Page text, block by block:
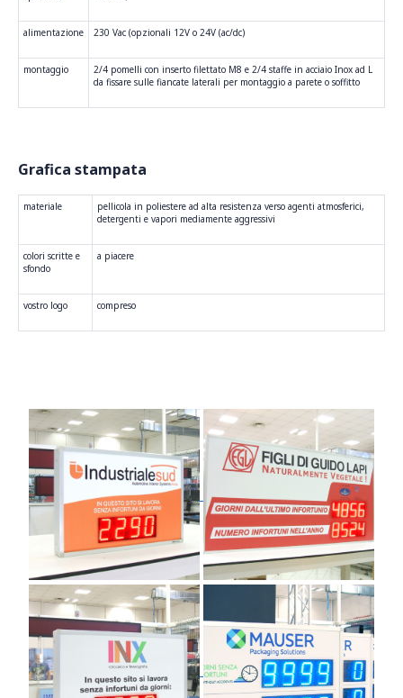
alimentazione 230 Vac (opzionali 12V o 24V (ac/dc)
montaggio
2/4 pomelli con inserto filettato M8 e 2/4 staffe in acciaio Inox ad L
da fissare sulle fiancate laterali per montaggio a parete o soffitto
Grafica stampata
materiale
pellicola in poliestere ad alta resistenza verso agenti atmosferici,
detergenti e vapori mediamente aggressivi
colori scritte e
sfondo
a piacere
vostro logo compreso